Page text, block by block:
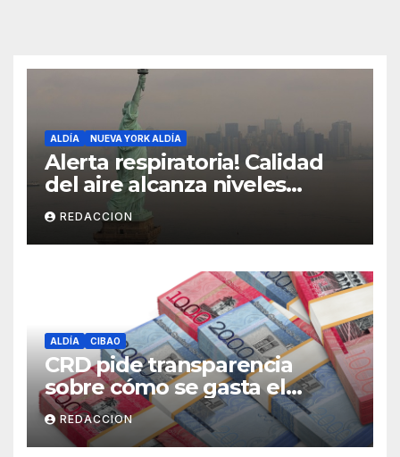
ALDÍA NUEVA YORK ALDÍA
Alerta respiratoria! Calidad
del aire alcanza niveles
peligrosos en NYC
REDACCION
ALDÍA CIBAO
CRD pide transparencia
sobre cómo se gasta el
dinero del Seguro Familiar de
Salud
REDACCION